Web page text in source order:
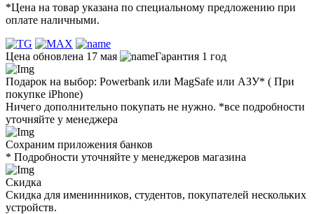
*Цена на товар указана по специальному предложению при
оплате наличными.
Цена обновлена 17 мая Гарантия 1 год
Подарок на выбор: Powerbank или MagSafe или AЗУ* ( При
покупке iPhone)
Ничего дополнительно покупать не нужно. *все подробности
уточняйте у менеджера
Сохраним приложения банков
* Подробности уточняйте у менеджеров магазина
Скидка
Скидка для именинников, студентов, покупателей нескольких
устройств.